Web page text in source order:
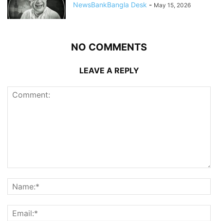
NewsBankBangla Desk - May 15, 2026
NO COMMENTS
LEAVE A REPLY